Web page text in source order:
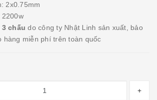
2x0.75mm
2200w
3 chấudo công ty Nhật Linh sản xuất, bảo
hàng miễn phí trên toàn quốc
+